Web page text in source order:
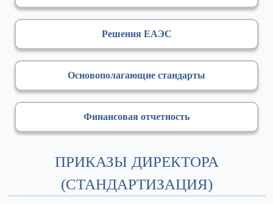
Решения ЕАЭС
Основополагающие стандарты
Финансовая отчетность
ПРИКАЗЫ ДИРЕКТОРА
(СТАНДАРТИЗАЦИЯ)